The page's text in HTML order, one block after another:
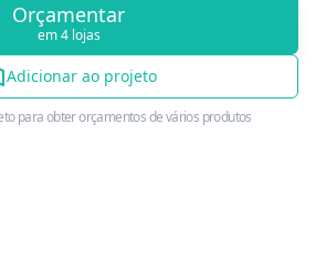
Orçamentar
em 4 lojas
Adicionar ao projeto
para obter orçamentos de vários produtos